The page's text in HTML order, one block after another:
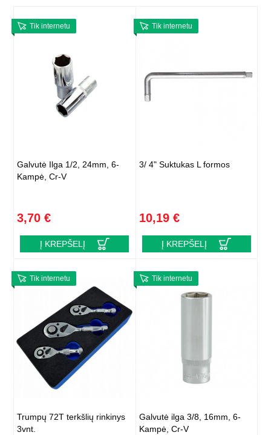
Tik internetu
Galvutė Ilga 1/2, 24mm, 6-
Kampė, Cr-V
3,70 €
Į KREPŠELĮ
Tik internetu
3/ 4" Suktukas L formos
10,19 €
Į KREPŠELĮ
Tik internetu
Trumpų 72T terkšlių rinkinys
3vnt.
Tik internetu
Galvutė ilga 3/8, 16mm, 6-
Kampė, Cr-V